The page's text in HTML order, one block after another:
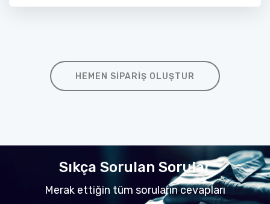
HEMEN SIPARIŞ OLUŞTUR
Sıkça Sorulan Sorular
Merak ettiğin tüm soruların cevapları